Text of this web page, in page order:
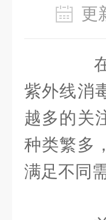
更
在
紫外线消
越多的关
种类繁多
满足不同